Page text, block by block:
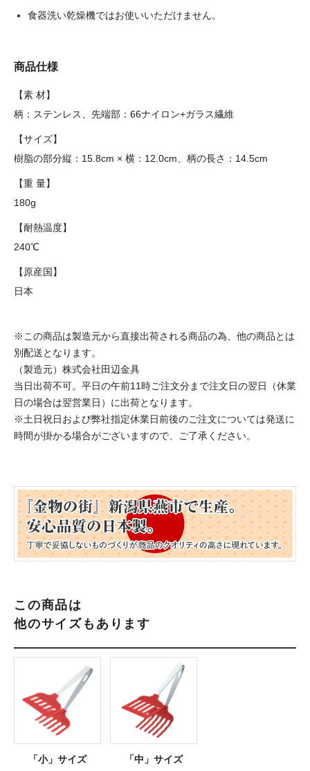
食器洗い乾燥機ではお使いいただけません。
商品仕様
【素 材】
柄：ステンレス、先端部：66ナイロン+ガラス繊維
【サイズ】
樹脂の部分縦：15.8cm × 横：12.0cm、柄の長さ：14.5cm
【重 量】
180g
【耐熱温度】
240℃
【原産国】
日本
※この商品は製造元から直接出荷される商品の為、他の商品とは
別配送となります。
（製造元）株式会社田辺金具
当日出荷不可。平日の午前11時ご注文分まで注文日の翌日（休業
日の場合は翌営業日）に出荷となります。
※土日祝日および弊社指定休業日前後のご注文については発送に
時間が掛かる場合がございますので、ご了承ください。
この商品は
他のサイズもあります
「小」サイズ 「中」サイズ